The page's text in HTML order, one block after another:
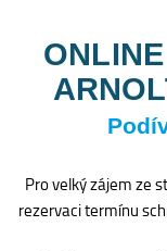
Pro velký zájem ze
rezervaci termínu